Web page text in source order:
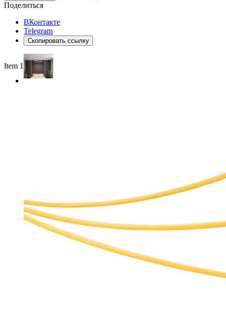
Поделиться
ВКонтакте
Telegram
Скопировать ссылку
Item 1 of 6